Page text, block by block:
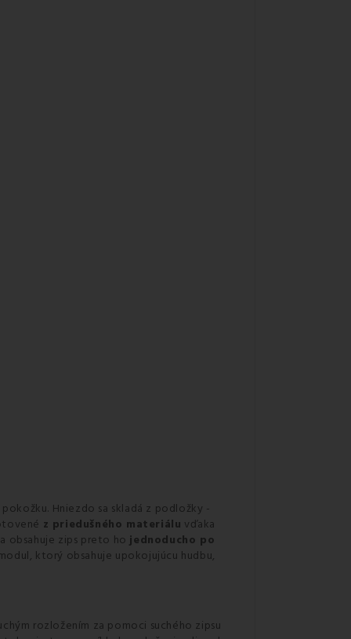
Hniezdo sa skladá z podložky -
z priedušného materiálu vďaka
obsahuje zips preto ho jednoducho po
ktorý obsahuje upokojujúcu hudbu,
rozložením za pomoci suchého zipsu